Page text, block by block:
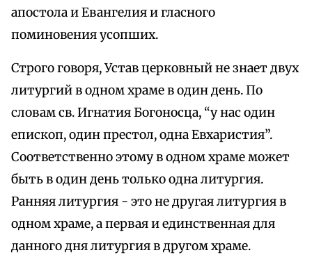
апостола и Евангелия и гласного
поминовения усопших.
Строго говоря, Устав церковный не знает двух
литургий в одном храме в один день. По
словам св. Игнатия Богоносца, “у нас один
епископ, один престол, одна Евхаристия”.
Соответственно этому в одном храме может
быть в один день только одна литургия.
Ранняя литургия - это не другая литургия в
одном храме, а первая и единственная для
данного дня литургия в другом храме.